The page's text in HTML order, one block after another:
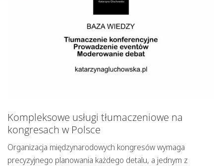
Kompleksowe usługi tłumaczeniowe na
kongresach w Polsce
Organizacja międzynarodowych kongresów wymaga
precyzyjnego planowania każdego detalu, a jednym z